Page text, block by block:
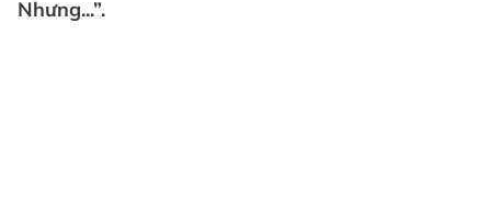
Nhưng...”.